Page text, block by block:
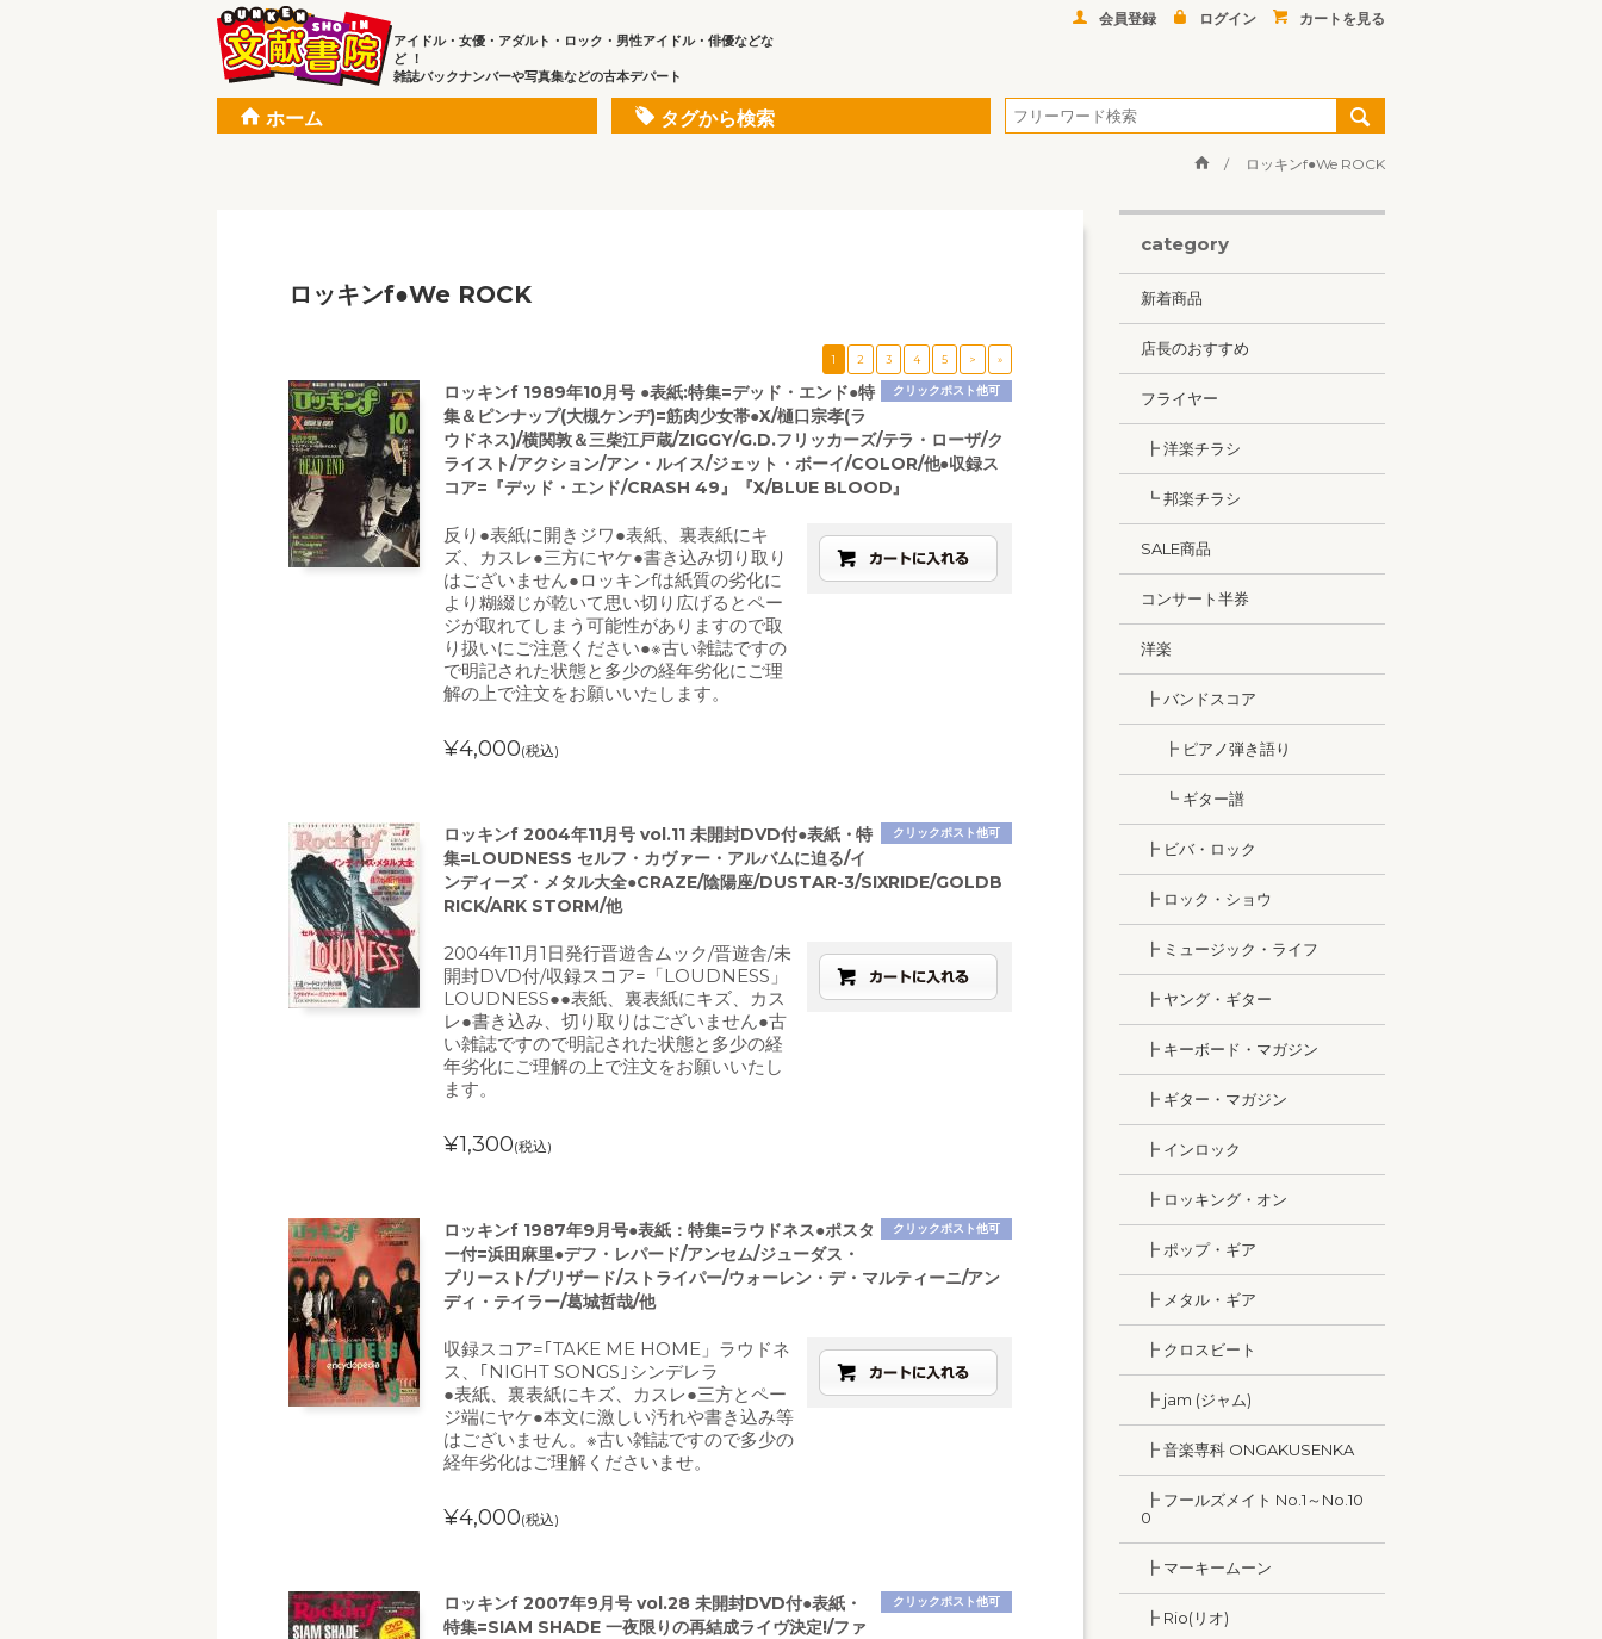
アイドル・女優・アダルト・ロック・男性アイドル・俳優などな
ど ！
雑誌バックナンバーや写真集などの古本デパート
会員登録 ログイン カートを見る
ホーム タグから検索
ロッキンf●We ROCK
ロッキンf●We ROCK
1 2 3 4 5 > »
クリックポスト他可
ロッキンf 1989年10月号 ●表紙:特集=デッド・エンド●特
集＆ピンナップ(大槻ケンヂ)=筋肉少女帯●X/樋口宗孝(ラ
ウドネス)/横関敦＆三柴江戸蔵/ZIGGY/G.D.フリッカーズ/テラ・ローザ/ク
ライスト/アクション/アン・ルイス/ジェット・ボーイ/COLOR/他●収録ス
コア=『デッド・エンド/CRASH 49』『X/BLUE BLOOD』
反り●表紙に開きジワ●表紙、裏表紙にキ
ズ、カスレ●三方にヤケ●書き込み切り取り
はございません●ロッキンfは紙質の劣化に
より糊綴じが乾いて思い切り広げるとペー
ジが取れてしまう可能性がありますので取
り扱いにご注意ください●※古い雑誌ですの
で明記された状態と多少の経年劣化にご理
解の上で注文をお願いいたします。
¥4,000(税込)
クリックポスト他可
ロッキンf 2004年11月号 vol.11 未開封DVD付●表紙・特
集=LOUDNESS セルフ・カヴァー・アルバムに迫る/イ
ンディーズ・メタル大全●CRAZE/陰陽座/DUSTAR-3/SIXRIDE/GOLDB
RICK/ARK STORM/他
2004年11月1日発行晋遊舎ムック/晋遊舎/未
開封DVD付/収録スコア=「LOUDNESS」
LOUDNESS●●表紙、裏表紙にキズ、カス
レ●書き込み、切り取りはございません●古
い雑誌ですので明記された状態と多少の経
年劣化にご理解の上で注文をお願いいたし
ます。
¥1,300(税込)
クリックポスト他可
ロッキンf 1987年9月号●表紙：特集=ラウドネス●ポスタ
ー付=浜田麻里●デフ・レパード/アンセム/ジューダス・
プリースト/ブリザード/ストライパー/ウォーレン・デ・マルティーニ/アン
ディ・テイラー/葛城哲哉/他
収録スコア=｢TAKE ME HOME」ラウドネ
ス、｢NIGHT SONGS｣シンデレラ
●表紙、裏表紙にキズ、カスレ●三方とペー
ジ端にヤケ●本文に激しい汚れや書き込み等
はございません。※古い雑誌ですので多少の
経年劣化はご理解くださいませ。
¥4,000(税込)
クリックポスト他可
ロッキンf 2007年9月号 vol.28 未開封DVD付●表紙・
特集=SIAM SHADE 一夜限りの再結成ライヴ決定!/ファ
category
新着商品
店長のおすすめ
フライヤー
┣ 洋楽チラシ
┗ 邦楽チラシ
SALE商品
コンサート半券
洋楽
┣ バンドスコア
┣ ピアノ弾き語り
┗ ギター譜
┣ ビバ・ロック
┣ ロック・ショウ
┣ ミュージック・ライフ
┣ ヤング・ギター
┣ キーボード・マガジン
┣ ギター・マガジン
┣ インロック
┣ ロッキング・オン
┣ ポップ・ギア
┣ メタル・ギア
┣ クロスビート
┣ jam (ジャム)
┣ 音楽専科 ONGAKUSENKA
┣ フールズメイト No.1～No.10
0
┣ マーキームーン
┣ Rio(リオ)